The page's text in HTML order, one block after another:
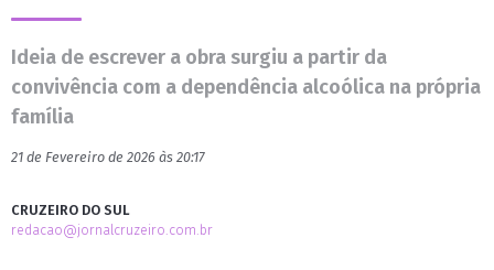
Ideia de escrever a obra surgiu a partir da
convivência com a dependência alcoólica na própria
família
21 de Fevereiro de 2026 às 20:17
CRUZEIRO DO SUL
redacao@jornalcruzeiro.com.br